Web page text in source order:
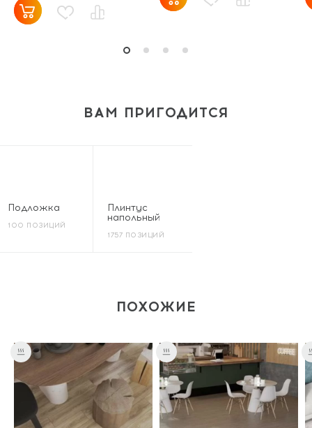
ВАМ ПРИГОДИТСЯ
Подложка
100 ПОЗИЦИЙ
Плинтус
напольный
1757 ПОЗИЦИЙ
ПОХОЖИЕ